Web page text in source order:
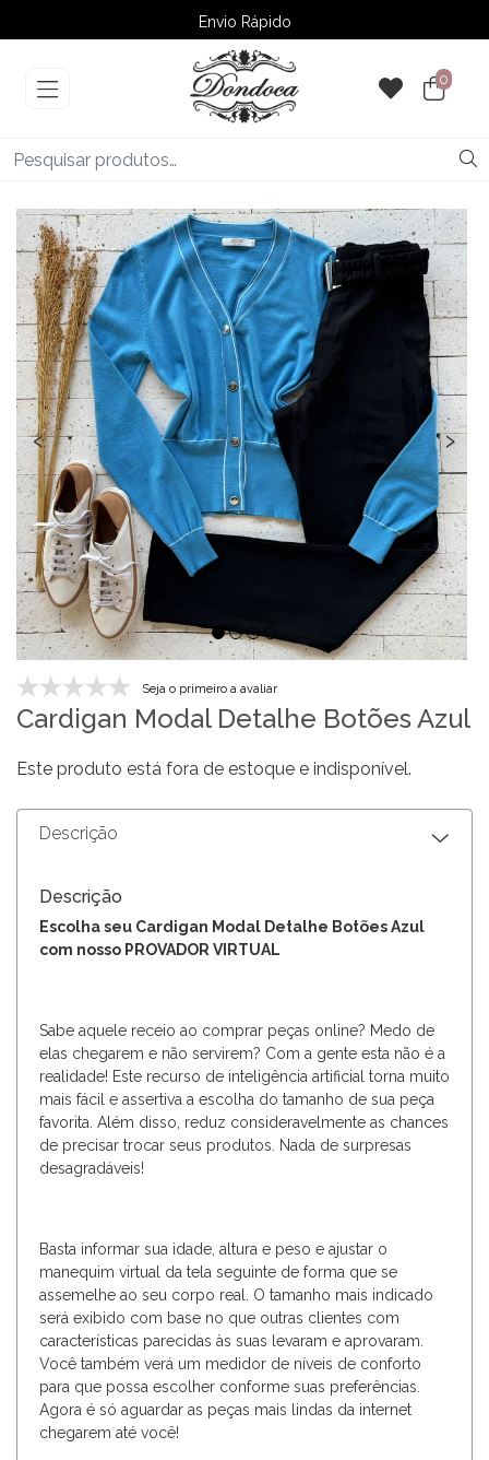
Envio Rápido
➚ Ofertas– Até 60% OFF
0
‹ ›
Seja o primeiro a avaliar
Cardigan Modal Detalhe Botões Azul
Este produto está fora de estoque e indisponível.
Descrição
Descrição
Escolha seu Cardigan Modal Detalhe Botões Azul
com nosso PROVADOR VIRTUAL
Sabe aquele receio ao comprar peças online? Medo de
elas chegarem e não servirem? Com a gente esta não é a
realidade! Este recurso de inteligência artificial torna muito
mais fácil e assertiva a escolha do tamanho de sua peça
favorita. Além disso, reduz consideravelmente as chances
de precisar trocar seus produtos. Nada de surpresas
desagradáveis!
Basta informar sua idade, altura e peso e ajustar o
manequim virtual da tela seguinte de forma que se
assemelhe ao seu corpo real. O tamanho mais indicado
será exibido com base no que outras clientes com
características parecidas às suas levaram e aprovaram.
Você também verá um medidor de níveis de conforto
para que possa escolher conforme suas preferências.
Agora é só aguardar as peças mais lindas da internet
chegarem até você!